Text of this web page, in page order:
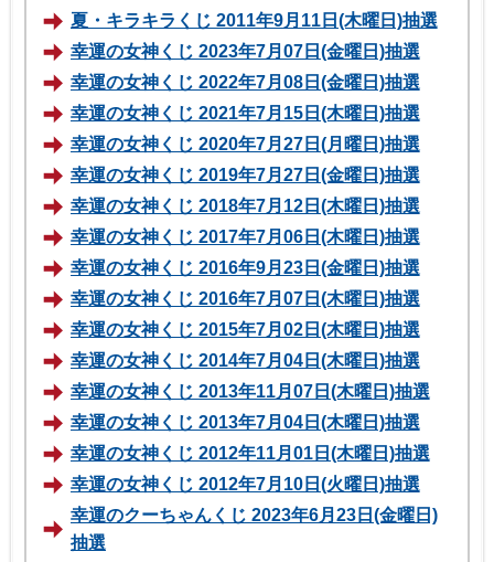
夏・キラキラくじ 2011年9月11日(木曜日)抽選
幸運の女神くじ 2023年7月07日(金曜日)抽選
幸運の女神くじ 2022年7月08日(金曜日)抽選
幸運の女神くじ 2021年7月15日(木曜日)抽選
幸運の女神くじ 2020年7月27日(月曜日)抽選
幸運の女神くじ 2019年7月27日(金曜日)抽選
幸運の女神くじ 2018年7月12日(木曜日)抽選
幸運の女神くじ 2017年7月06日(木曜日)抽選
幸運の女神くじ 2016年9月23日(金曜日)抽選
幸運の女神くじ 2016年7月07日(木曜日)抽選
幸運の女神くじ 2015年7月02日(木曜日)抽選
幸運の女神くじ 2014年7月04日(木曜日)抽選
幸運の女神くじ 2013年11月07日(木曜日)抽選
幸運の女神くじ 2013年7月04日(木曜日)抽選
幸運の女神くじ 2012年11月01日(木曜日)抽選
幸運の女神くじ 2012年7月10日(火曜日)抽選
幸運のクーちゃんくじ 2023年6月23日(金曜日)
抽選